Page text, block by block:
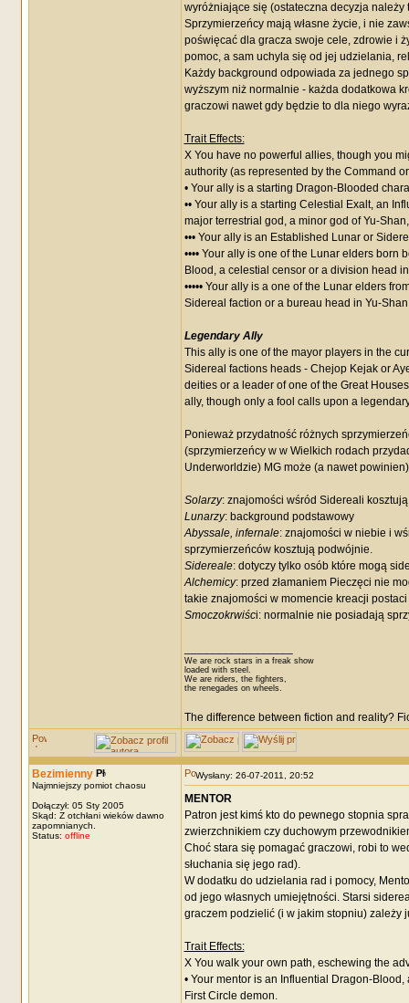
wyróżniające się (ostateczna decyzja należy
Sprzymierzeńcy mają własne życie, i nie
poświęcać dla gracza swoje cele, zdrowie i
pomoc, a sam uchyla się od jej udzielania,
Każdy background odpowiada za jednego
wyższym niż normalnie - każda dodatkowa
graczowi nawet gdy będzie to dla niego
Trait Effects:
X You have no powerful allies, though you
authority (as represented by the Command
• Your ally is a starting Dragon-Blooded
•• Your ally is a starting Celestial Exalt, an
major terrestrial god, a minor god of Yu-
••• Your ally is an Established Lunar or
•••• Your ally is one of the Lunar elders
Blood, a celestial censor or a division head
••••• Your ally is a one of the Lunar elders
Sidereal faction or a bureau head in Yu-
Legendary Ally
This ally is one of the mayor players in the
Sidereal factions heads - Chejop Kejak or
deities or a leader of one of the Great
ally, though only a fool calls upon a
Ponieważ przydatność różnych
(sprzymierzeńcy w w Wielkich rodach
Underworldzie) MG może (a nawet
Solarzy: znajomości wśród Sidereali
Lunarzy: background podstawowy
Abyssale, infernale: znajomości w niebie i
sprzymierzeńców kosztują podwójnie.
Sidereale: dotyczy tylko osób które mogą
Alchemicy: przed złamaniem Pieczęci nie
takie znajomości w momencie kreacji
Smoczokrwiści: normalnie nie posiadają
We are rock stars in a freak show
loaded with steel.
We are riders, the fighters,
the renegades on wheels.
The difference between fiction and reality?
Bezimienny
Najmniejszy pomiot chaosu
Dołączył: 05 Sty 2005
Skąd: Z otchłani wieków dawno
zapomnianych.
Status: offline
Wysłany: 26-07-2011, 20:52
MENTOR
Patron jest kimś kto do pewnego stopnia
zwierzchnikiem czy duchowym
Choć stara się pomagać graczowi, robi to
słuchania się jego rad).
W dodatku do udzielania rad i pomocy,
od jego własnych umiejętności. Starsi
graczem podzielić (i w jakim stopniu) zależy
Trait Effects:
X You walk your own path, eschewing the
• Your mentor is an Influential Dragon-
First Circle demon.